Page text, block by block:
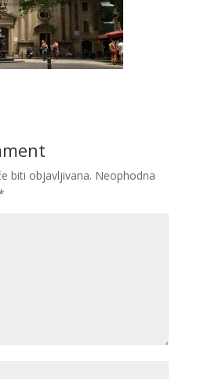
biti objavljivana. Neophodna